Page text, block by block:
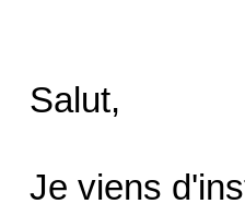
Salut,
Je viens